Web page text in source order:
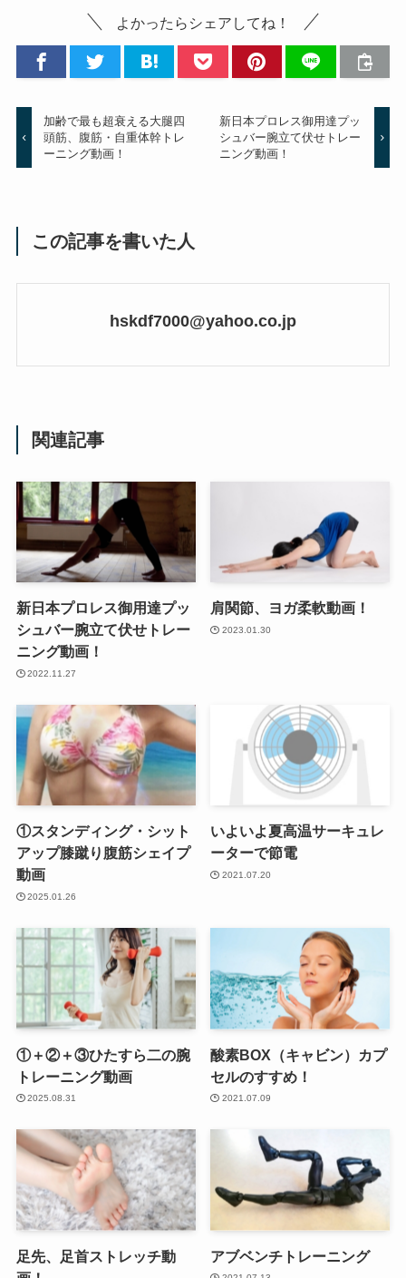
よかったらシェアしてね！
加齢で最も超衰える大腿四
頭筋、腹筋・自重体幹トレ
ーニング動画！
新日本プロレス御用達プッ
シュバー腕立て伏せトレー
ニング動画！
この記事を書いた人
hskdf7000@yahoo.co.jp
関連記事
新日本プロレス御用達プッ
シュバー腕立て伏せトレー
ニング動画！
2022.11.27
肩関節、ヨガ柔軟動画！
2023.01.30
①スタンディング・シット
アップ膝蹴り腹筋シェイプ
動画
2025.01.26
いよいよ夏高温サーキュレ
ーターで節電
2021.07.20
①＋②＋③ひたすら二の腕
トレーニング動画
2025.08.31
酸素BOX（キャビン）カプ
セルのすすめ！
2021.07.09
足先、足首ストレッチ動
アブベンチトレーニング